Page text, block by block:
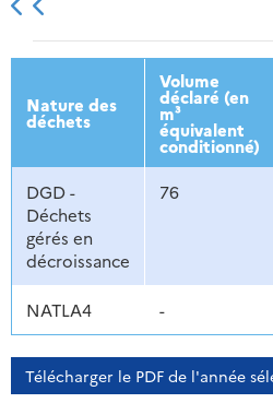
2013 2014
Nature des
déchets
Volume
déclaré (en
m³
équivalent
conditionné)
DGD -
Déchets
gérés en
décroissance
76
NATLA4 -
Télécharger le PDF de l'année